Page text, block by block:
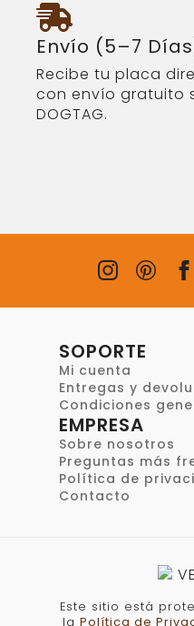
Envío (5–7
Recibe tu placa
con envío gratuito
DOGTAG.
SOPORTE
Mi cuenta
Entregas y
Condiciones
EMPRESA
Sobre nosotros
Preguntas más
Política de
Contacto
Este sitio está
laPolítica de